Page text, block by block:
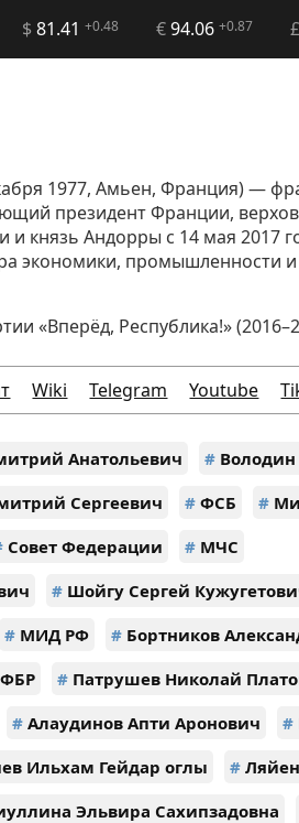
$81.41 +0.48 €94.06 +0.87 £
1977, Амьен, Франция) —
президент Франции,
князь Андорры с 14 мая 2017
экономики, промышленности
«Вперёд, Республика!»
Wiki Telegram Youtube
Анатольевич #Володин
Сергеевич #ФСБ #
Совет Федерации #МЧС
#Шойгу Сергей
#МИД РФ #Бортников
#Патрушев Николай
#Алаудинов Апти Аронович #
Ильхам Гейдар оглы #Ляйен
Эльвира Сахипзадовна